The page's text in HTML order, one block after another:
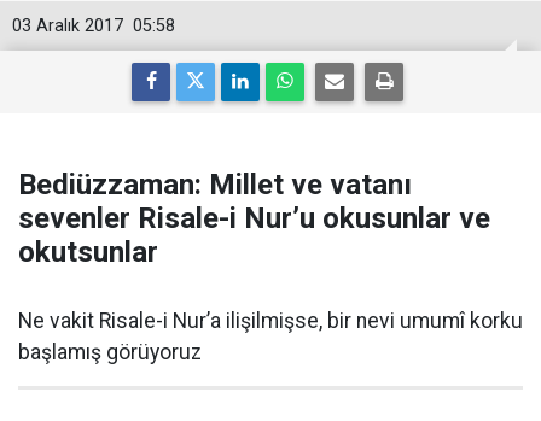
05:58
03 Aralık 2017
Bediüzzaman: Millet ve vatanı
sevenler Risale-i Nur’u okusunlar ve
okutsunlar
Ne vakit Risale-i Nur’a ilişilmişse, bir nevi umumî korku
başlamış görüyoruz